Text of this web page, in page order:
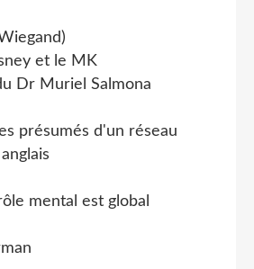
et le MK
Dr Muriel Salmona
présumés d'un réseau
mental est global